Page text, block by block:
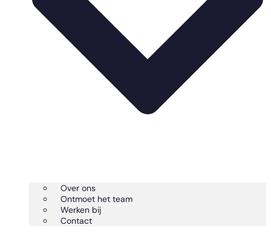
Over ons
Ontmoet het team
Werken bij
Contact